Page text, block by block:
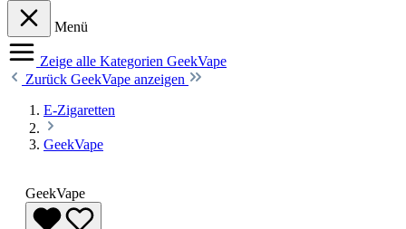
Menü
Zeige alle Kategorien GeekVape
Zurück GeekVape anzeigen
E-Zigaretten
GeekVape
GeekVape